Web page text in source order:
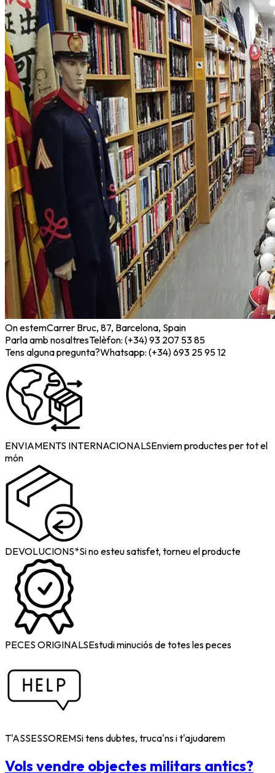
On estemCarrer Bruc, 87, Barcelona, Spain
Parla amb nosaltresTelèfon: (+34) 93 207 53 85
Tens alguna pregunta?Whatsapp: (+34) 693 25 95 12
ENVIAMENTS INTERNACIONALSEnviem productes per tot el
món
DEVOLUCIONS*Si no esteu satisfet, torneu el producte
PECES ORIGINALSEstudi minuciós de totes les peces
T'ASSESSOREMSi tens dubtes, truca'ns i t'ajudarem
Vols vendre objectes militars antics?